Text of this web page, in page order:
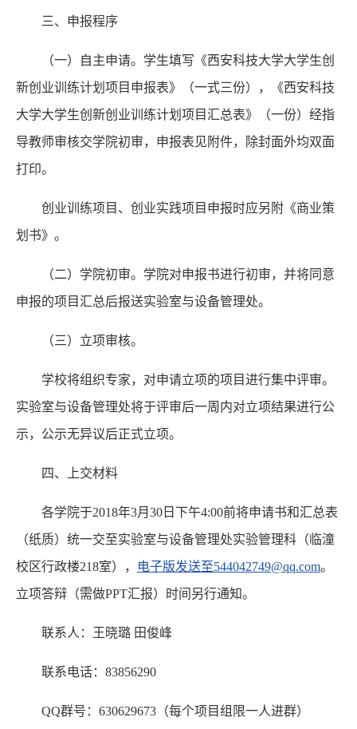
三、申报程序
（一）自主申请。学生填写《西安科技大学大学生创
新创业训练计划项目申报表》（一式三份），《西安科技
大学大学生创新创业训练计划项目汇总表》（一份）经指
导教师审核交学院初审，申报表见附件，除封面外均双面
打印。
创业训练项目、创业实践项目申报时应另附《商业策
划书》。
（二）学院初审。学院对申报书进行初审，并将同意
申报的项目汇总后报送实验室与设备管理处。
（三）立项审核。
学校将组织专家，对申请立项的项目进行集中评审。
实验室与设备管理处将于评审后一周内对立项结果进行公
示，公示无异议后正式立项。
四、上交材料
各学院于2018年3月30日下午4:00前将申请书和汇总表
（纸质）统一交至实验室与设备管理处实验管理科（临潼
校区行政楼218室），
电子版发送至544042749@qq.com。
立项答辩（需做PPT汇报）时间另行通知。
联系人：王晓璐 田俊峰
联系电话：83856290
QQ群号：630629673（每个项目组限一人进群）